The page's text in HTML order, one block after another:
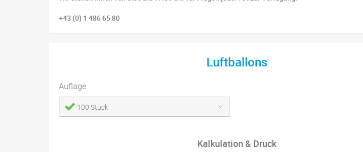
+43 (0) 1 486 65 80
Luftballons
Auflage
100 Stück
Kalkulation & Druck